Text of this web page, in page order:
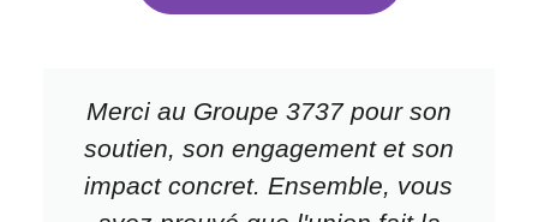
Merci au Groupe 3737 pour son
soutien, son engagement et son
impact concret. Ensemble, vous